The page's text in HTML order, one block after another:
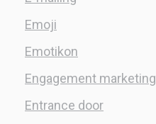
Emoji
Emotikon
Engagement marketing
Entrance door